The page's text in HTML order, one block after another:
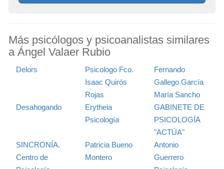
Más psicólogos y psicoanalistas similares
a Ángel Valaer Rubio
Delors
Psicologo Fco.
Isaac Quirós
Rojas
Fernando
Gallego García
María Sancho
Desahogando
Erytheia
Psicología
GABINETE DE
PSICOLOGÍA
"ACTÚA"
SINCRONÍA.
Centro de
Patricia Bueno
Montero
Antonio
Guerrero